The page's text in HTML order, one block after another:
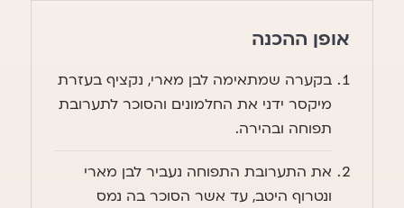
אופן ההכנה
בקערה שמתאימה לבן מארי, נקציף בעזרת
מיקסר ידני את החלמונים והסוכר לתערובת
תפוחה ובהירה.
את התערובת התפוחה נעביר לבן מארי
ונטרוף היטב, עד אשר הסוכר בה נמס